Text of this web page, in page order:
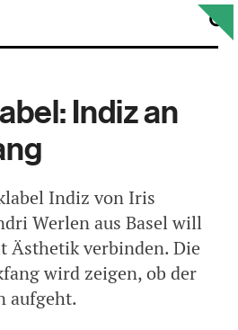
Indiz an
Indiz von Iris
Werlen aus Basel will
Ästhetik verbinden. Die
wird zeigen, ob der
aufgeht.